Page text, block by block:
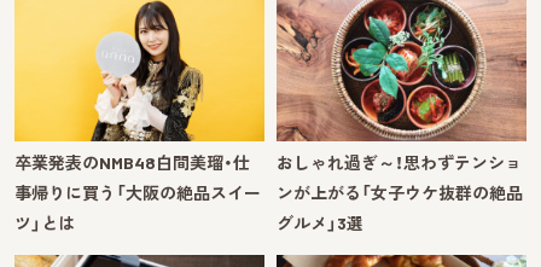
卒業発表のNMB48白間美瑠・仕
事帰りに買う「大阪の絶品スイー
ツ」とは
おしゃれ過ぎ～！思わずテンショ
ンが上がる「女子ウケ抜群の絶品
グルメ」3選